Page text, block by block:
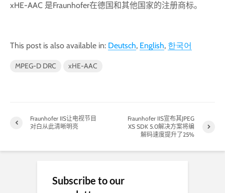
xHE-AAC 是Fraunhofer在德国和其他国家的注册商标。
This post is also available in: Deutsch English 한국어
MPEG-D DRC xHE-AAC
Fraunhofer IIS让电视节目
对白从此清晰明亮
Fraunhofer IIS宣布其JPEG
XS SDK 5.0解决方案将编
解码速度提升了25%
Subscribe to our